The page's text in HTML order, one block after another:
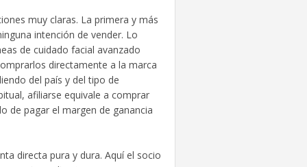
muy claras. La primera y más
intención de vender. Lo
de cuidado facial avanzado
directamente a la marca
del país y del tipo de
afiliarse equivale a comprar
de pagar el margen de ganancia
directa pura y dura. Aquí el socio